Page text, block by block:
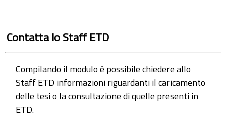
Contatta lo Staff ETD
Compilando il modulo è possibile chiedere allo
Staff ETD informazioni riguardanti il caricamento
delle tesi o la consultazione di quelle presenti in
ETD.